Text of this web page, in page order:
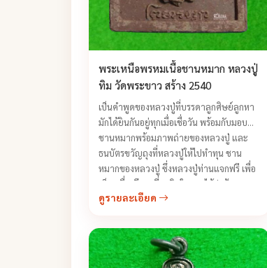
พระเหนือพรหมเนื้อชานหมาก หลวงปู่
ทิม วัดพระขาว สร้าง 2540
เป็นคำพูดของหลวงปู่ที่บรรดาลูกศิษย์ลูกหา
มักได้ยินกันอยู่ทุกเมื่อเชื่อวัน พร้อมกับมอบ
ชานหมากพร้อมภาพถ่ายของหลวงปู่ และ
ธนบัตรขวัญถุงที่หลวงปู่ให้ไปทำทุน ชาน
หมากของหลวงปู่ ซึ่งหลวงปู่ท่านแจกฟรี เพื่อ
เป็นเครื่องยึดเหนี่ยวจิตใจและไว้ปกป้อง
คุ้มครอง อันที่จริงหลวงปู่ท่านเคยบอกว่า
ดูรายละเอียด